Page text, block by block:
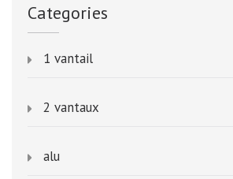
Categories
1 vantail
2 vantaux
alu